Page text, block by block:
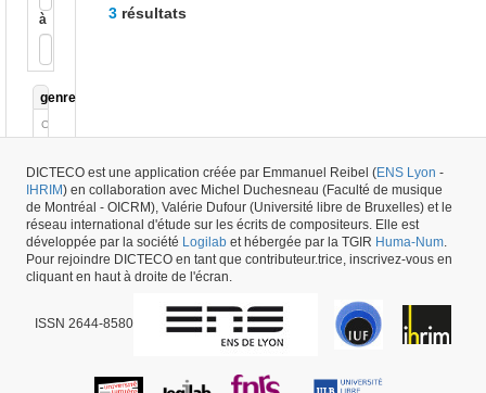
à
genre
Correspondance
de
textes
3résultats
DICTECO est une application créée par Emmanuel Reibel (ENS Lyon -
IHRIM) en collaboration avec Michel Duchesneau (Faculté de musique
de Montréal - OICRM), Valérie Dufour (Université libre de Bruxelles) et le
réseau international d'étude sur les écrits de compositeurs. Elle est
développée par la société Logilab et hébergée par la TGIR Huma-Num
Pour rejoindre DICTECO en tant que contributeur.trice, inscrivez-vous en
cliquant en haut à droite de l'écran.
ISSN 2644-8580